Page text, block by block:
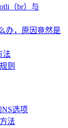
（br）与
办，原因竟然是
法
则
选项
法